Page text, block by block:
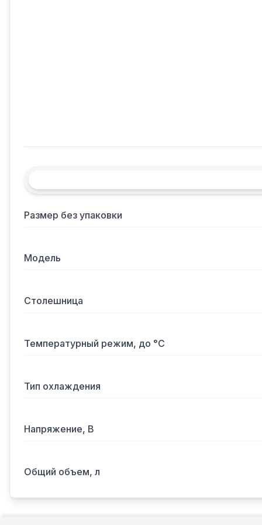
Размер без упаковки
Модель
Столешница
Температурный режим, до °С
Тип охлаждения
Напряжение, В
Общий объем, л